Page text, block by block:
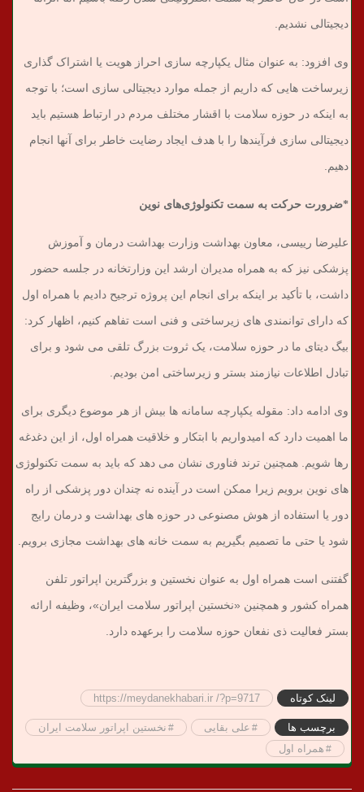
دیجیتالی نشدیم.
وی افزود: به عنوان مثال یکپارچه سازی احراز هویت یا اشتراک گذاری
زیرساخت هایی که داریم از جمله موارد دیجیتالی سازی است؛ با توجه
به اینکه در حوزه سلامت با اقشار مختلف مردم در ارتباط هستیم باید
دیجیتالی سازی فرآیندها را با هدف ایجاد رضایت خاطر برای آنها انجام
دهیم.
*ضرورت حرکت به سمت تکنولوژی‌های نوین
علیرضا رییسی، معاون بهداشت وزارت بهداشت درمان و آموزش
پزشکی نیز که به همراه مدیران ارشد این وزارتخانه در جلسه حضور
داشت، با تأکید بر اینکه برای انجام این پروژه ترجیح دادیم با همراه اول
که دارای توانمندی های زیرساختی و فنی است تفاهم کنیم، اظهار کرد:
بیگ دیتای ما در حوزه سلامت، یک ثروت بزرگ تلقی می شود و برای
تبادل اطلاعات نیازمند بستر و زیرساختی امن بودیم.
وی ادامه داد: مقوله یکپارچه سامانه ها بیش از هر موضوع دیگری برای
ما اهمیت دارد که امیدواریم با ابتکار و خلاقیت همراه اول، از این دغدغه
رها شویم. همچنین ترند فناوری نشان می دهد که باید به سمت تکنولوژی
های نوین برویم زیرا ممکن است در آینده نه چندان دور پزشکی از راه
دور یا استفاده از هوش مصنوعی در حوزه های بهداشت و درمان رایج
شود یا حتی ما تصمیم بگیریم به سمت خانه های بهداشت مجازی برویم.
گفتنی است همراه اول به عنوان نخستین و بزرگترین اپراتور تلفن
همراه کشور و همچنین «نخستین اپراتور سلامت ایران»، وظیفه ارائه
بستر فعالیت ذی نفعان حوزه سلامت را برعهده دارد.
لینک کوتاه https://meydanekhabari.ir /?p=9717
برچسب ها علی بقایی
نخستین اپراتور سلامت ایران
همراه اول